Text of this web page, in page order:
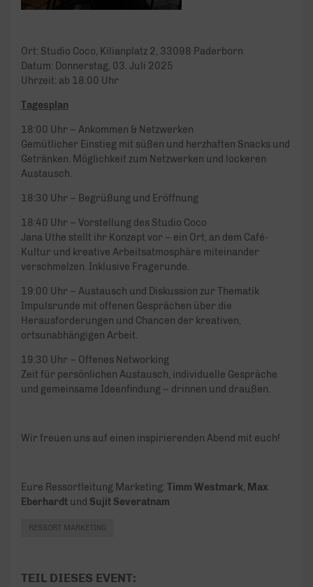
Ort: Studio Coco, Kilianplatz 2, 33098 Paderborn
Datum: Donnerstag, 03. Juli 2025
Uhrzeit: ab 18:00 Uhr
Tagesplan
18:00 Uhr – Ankommen & Netzwerken
Gemütlicher Einstieg mit süßen und herzhaften Snacks und
Getränken. Möglichkeit zum Netzwerken und lockeren
Austausch.
18:30 Uhr – Begrüßung und Eröffnung
18:40 Uhr – Vorstellung des Studio Coco
Jana Uthe stellt ihr Konzept vor – ein Ort, an dem Café-
Kultur und kreative Arbeitsatmosphäre miteinander
verschmelzen. Inklusive Fragerunde.
19:00 Uhr – Austausch und Diskussion zur Thematik
Impulsrunde mit offenen Gesprächen über die
Herausforderungen und Chancen der kreativen,
ortsunabhängigen Arbeit.
19:30 Uhr – Offenes Networking
Zeit für persönlichen Austausch, individuelle Gespräche
und gemeinsame Ideenfindung – drinnen und draußen.
Wir freuen uns auf einen inspirierenden Abend mit euch!
Eure Ressortleitung Marketing: Timm Westmark, Max
Eberhardt und Sujit Severatnam
RESSORT MARKETING
TEIL DIESES EVENT: